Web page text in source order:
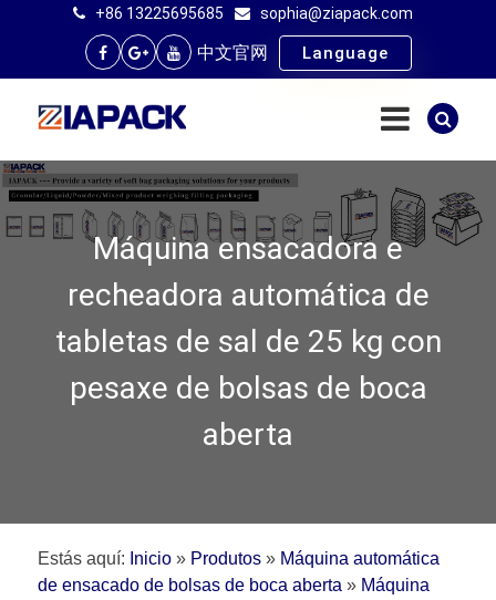
+86 13225695685 sophia@ziapack.com
中文官网 Language
Máquina ensacadora e
recheadora automática de
tabletas de sal de 25 kg con
pesaxe de bolsas de boca
aberta
Estás aquí: Inicio » Produtos » Máquina automática
de ensacado de bolsas de boca aberta » Máquina